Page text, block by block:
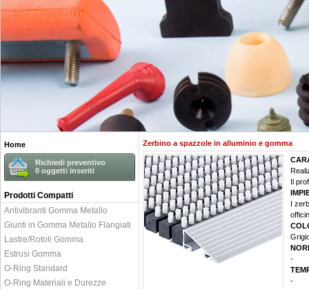
Home
Richiedi preventivo
0 oggetti inseriti
Prodotti Compatti
Antivibranti Gomma Metallo
Giunti in Gomma Metallo Flangiati
Lastre/Rotoli Gomma
Estrusi Gomma
O-Ring Standard
O-Ring Materiali e Durezze
Zerbino a spazzole in alluminio e gomma
Il
I
-
-